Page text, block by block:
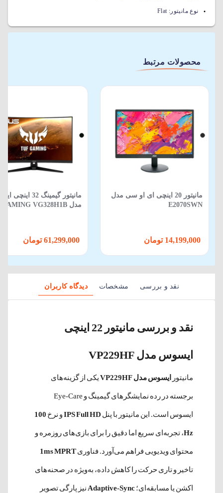
نوع مانیتور:Flat
محصولات مرتبط
مانیتور 20 اینچی ای او سی مدل
E2070SWN
مانیتور گیمینگ 32
مدل TUF GAMING VG328H1B
نقد و بررسی مشخصات دیدگاه کاربران
نقد و بررسی مانیتور 22 اینچی
ایسوس مدل VP229HF
مانیتور ایسوس مدل VP229HF یکی از گزینه‌های
برجسته در رده نمایشگرهای گیمینگ و Eye-Care
ایسوس است. این مانیتور با پنل IPS Full HDو نرخ 100
Hz، تجربه‌ای سریع اما دقیق را برای بازی‌های روزمره و
محتوای ویدیویی فراهم می‌آورد. فناوری1ms MPRT
تاخیر و تاری حرکت را کاهش داده، به‌ویژه در صحنه‌های
اکشن یا مسابقه‌ای؛Adaptive-Sync نیز پارگی تصویر